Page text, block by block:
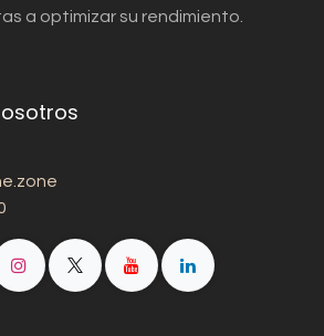
a optimizar su rendimiento.